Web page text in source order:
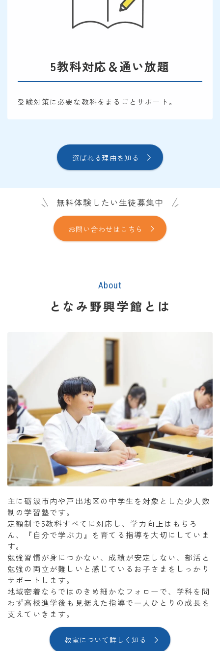
5教科対応＆通い放題
受験対策に必要な教科をまるごとサポート。
選ばれる理由を知る
無料体験したい生徒募集中
お問い合わせはこちら
About
となみ野興学館とは
主に砺波市内や戸出地区の中学生を対象とした少人数
制の学習塾です。
定額制で5教科すべてに対応し、学力向上はもちろ
ん、『自分で学ぶ力』を育てる指導を大切にしていま
す。
勉強習慣が身につかない、成績が安定しない、部活と
勉強の両立が難しいと感じているお子さまをしっかり
サポートします。
地域密着ならではのきめ細かなフォローで、学科を問
わず高校進学後も見据えた指導で一人ひとりの成長を
支えていきます。
教室について詳しく知る